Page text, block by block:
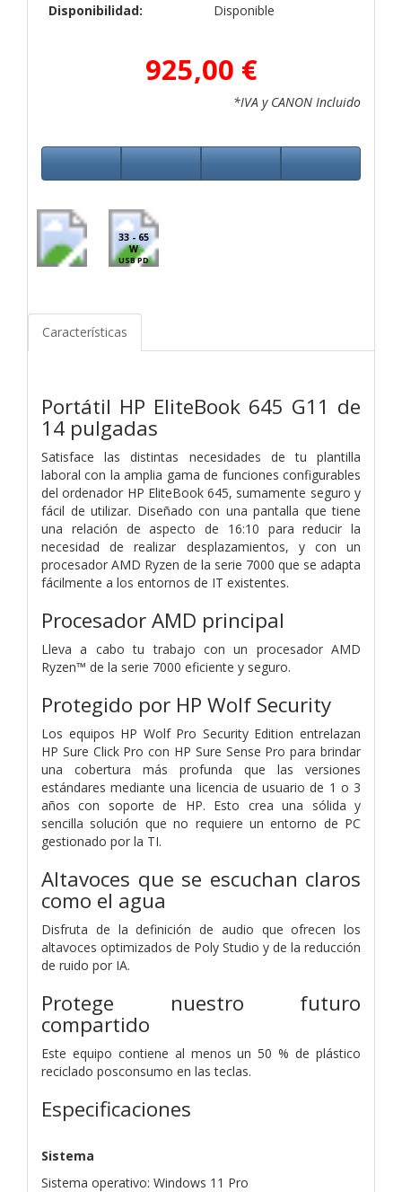
Disponibilidad:
Disponible
925,00 €
*IVA y CANON Incluido
33 - 65
W
USB PD
Características
Portátil HP EliteBook 645 G11 de
14 pulgadas
Satisface las distintas necesidades de tu plantilla
laboral con la amplia gama de funciones configurables
del ordenador HP EliteBook 645, sumamente seguro y
fácil de utilizar. Diseñado con una pantalla que tiene
una relación de aspecto de 16:10 para reducir la
necesidad de realizar desplazamientos, y con un
procesador AMD Ryzen de la serie 7000 que se adapta
fácilmente a los entornos de IT existentes.
Procesador AMD principal
Lleva a cabo tu trabajo con un procesador AMD
Ryzen™ de la serie 7000 eficiente y seguro.
Protegido por HP Wolf Security
Los equipos HP Wolf Pro Security Edition entrelazan
HP Sure Click Pro con HP Sure Sense Pro para brindar
una cobertura más profunda que las versiones
estándares mediante una licencia de usuario de 1 o 3
años con soporte de HP. Esto crea una sólida y
sencilla solución que no requiere un entorno de PC
gestionado por la TI.
Altavoces que se escuchan claros
como el agua
Disfruta de la definición de audio que ofrecen los
altavoces optimizados de Poly Studio y de la reducción
de ruido por IA.
Protege nuestro futuro
compartido
Este equipo contiene al menos un 50 % de plástico
reciclado posconsumo en las teclas.
Especificaciones
Sistema
Sistema operativo: Windows 11 Pro